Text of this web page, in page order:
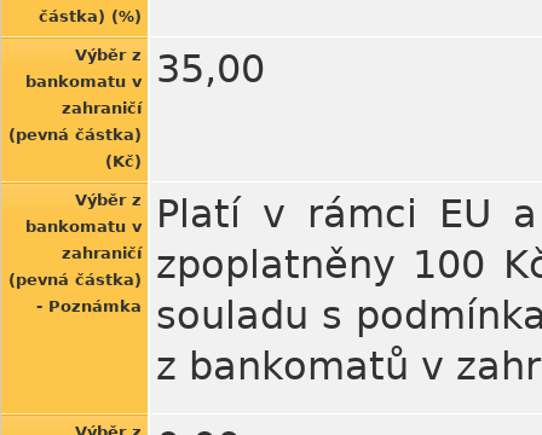
částka) (%)
Výběr z
bankomatu v
zahraničí
(pevná částka)
(Kč)
35,00
Výběr z
bankomatu v
zahraničí
(pevná částka)
- Poznámka
Platí v rámci EU
zpoplatněny 100
souladu s
z bankomatů v